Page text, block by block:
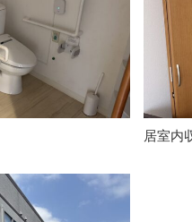
居室内